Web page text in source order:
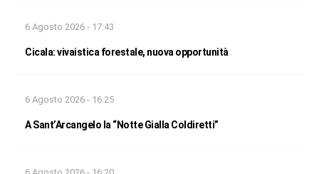
6 Agosto 2026 - 17:43
Cicala: vivaistica forestale, nuova opportunità
6 Agosto 2026 - 16:25
A Sant’Arcangelo la “Notte Gialla Coldiretti”